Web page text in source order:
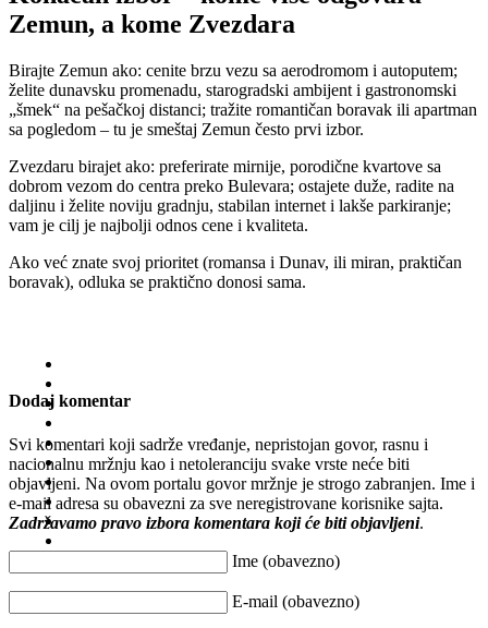
Zemun, a kome Zvezdara
Birajte Zemun ako: cenite brzu vezu sa aerodromom i autoputem;
želite dunavsku promenadu, starogradski ambijent i gastronomski
„šmek“ na pešačkoj distanci; tražite romantičan boravak ili apartman
sa pogledom – tu je smeštaj Zemun često prvi izbor.
Zvezdaru birajet ako: preferirate mirnije, porodične kvartove sa
dobrom vezom do centra preko Bulevara; ostajete duže, radite na
daljinu i želite noviju gradnju, stabilan internet i lakše parkiranje;
vam je cilj je najbolji odnos cene i kvaliteta.
Ako već znate svoj prioritet (romansa i Dunav, ili miran, praktičan
boravak), odluka se praktično donosi sama.
Dodaj komentar
Svi komentari koji sadrže vređanje, nepristojan govor, rasnu i
nacionalnu mržnju kao i netoleranciju svake vrste neće biti
objavljeni. Na ovom portalu govor mržnje je strogo zabranjen. Ime i
e-mail adresa su obavezni za sve neregistrovane korisnike sajta.
Zadržavamo pravo izbora komentara koji će biti objavljeni.
Ime (obavezno)
E-mail (obavezno)